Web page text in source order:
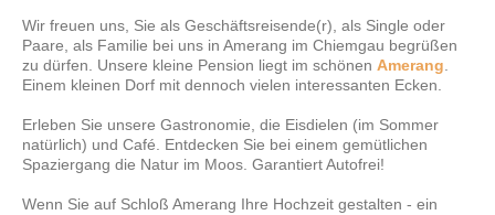
Wir freuen uns, Sie als Geschäftsreisende(r), als Single oder
Paare, als Familie bei uns in Amerang im Chiemgau begrüßen
zu dürfen. Unsere kleine Pension liegt im schönen Amerang.
Einem kleinen Dorf mit dennoch vielen interessanten Ecken.
Erleben Sie unsere Gastronomie, die Eisdielen (im Sommer
natürlich) und Café. Entdecken Sie bei einem gemütlichen
Spaziergang die Natur im Moos. Garantiert Autofrei!
Wenn Sie auf Schloß Amerang Ihre Hochzeit gestalten - ein